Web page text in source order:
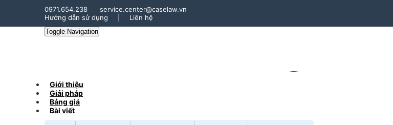
0971.654.238
service.center@caselaw.vn
Hướng dẫn sử dụng
Liên hệ
Toggle Navigation
Giới thiệu
Giải pháp
Bảng giá
Bài viết